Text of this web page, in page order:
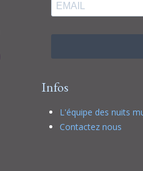
Infos
L'équipe des nuits
Contactez nous